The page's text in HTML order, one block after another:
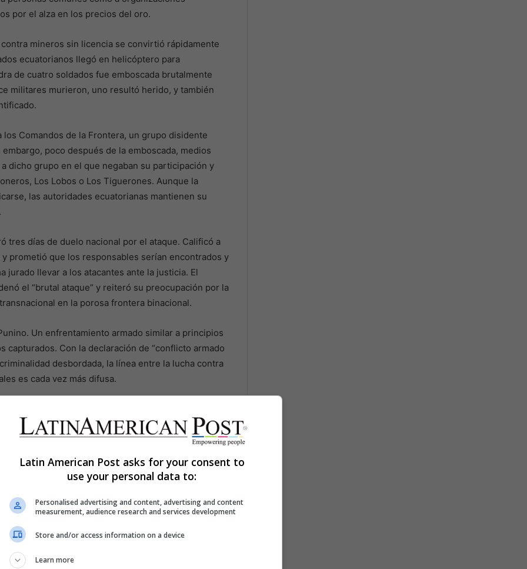
por el alza en los precios del oro.
mineros sin licencia se convirtió rápidamente
ecuatorianos llegó en helicóptero para
de cuatro soldados fue emboscada brutalmente
militares murieron, uno resultó herido, y también
Comandos de la Frontera, un grupo disidente
poco después de la emboscada, medios
dicho grupo en el que negaban su participación y
Los Lobos o Los Tiguerones. Aunque la
las autoridades ecuatorianas mantienen su
tres días de duelo nacional por el ataque. Calificó a
prometió que los responsables serían encontrados y
jurado llevar a los atacantes ante la justicia. El
el “brutal ataque” y reiteró su preocupación por la
en la porosa frontera binacional.
Un enfrentamiento armado similar a principios
Con la declaración de “conflicto armado
desbordada, la línea entre la lucha contra
es cada vez más difusa.
ilícitas
ilegal se ha convertido en una fuente de
del precio internacional del oro ha transformado
de extracción, donde hombres, mujeres y a
lavando oro en ríos y excavando el suelo en
reciente informe del Proyecto de Monitoreo de la
de selva virgen en la cuenca del río Punino
Los campamentos improvisados suelen utilizar
Latin American Post asks for your consent to
use your personal data to:
Personalised advertising and content, advertising and content
measurement, audience research and services development
Store and/or access information on a device
Learn more